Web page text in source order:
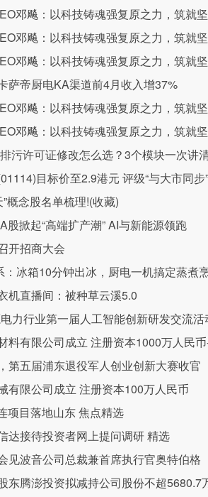
邓飚：以科技铸魂强复原之力，筑就
邓飚：以科技铸魂强复原之力，筑就
邓飚：以科技铸魂强复原之力，筑就
萨帝厨电KA渠道前4月收入增37%
邓飚：以科技铸魂强复原之力，筑就
邓飚：以科技铸魂强复原之力，筑就
污许可证修改怎么选？3个模块一次讲
目标价至2.9港元 评级“与大市同步
概念股名单梳理!(收藏)
股掀起“高端扩产潮” AI与新能源领跑
开招商大会
冰箱10分钟出冰，厨电一机搞定蒸煮
机直播间：被种草云溪5.0
力行业第一届人工智能创新研发交流活
料有限公司成立 注册资本1000万人民
第五届浦东退役军人创业创新大赛收官
有限公司成立 注册资本100万人民币
项目落地山东 焦点精选
达接待投资者网上提问调研 精选
见波音公司总裁兼首席执行官奥特伯格
东腾澎投资拟减持公司股份不超5680.7